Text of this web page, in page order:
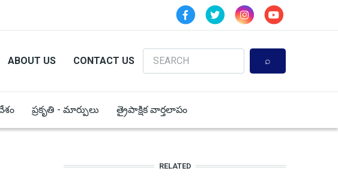
ABOUT US CONTACT US
Search
ప్రకృతి - మార్పులు త్రైపాక్షిక వార్తలాపం
RELATED